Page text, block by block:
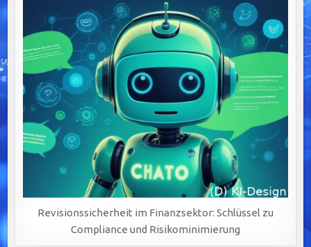
Revisionssicherheit im Finanzsektor: Schlüssel zu
Compliance und Risikominimierung